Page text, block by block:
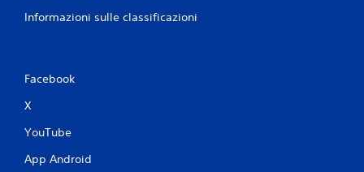
Informazioni sulle classificazioni
Facebook
X
YouTube
App Android